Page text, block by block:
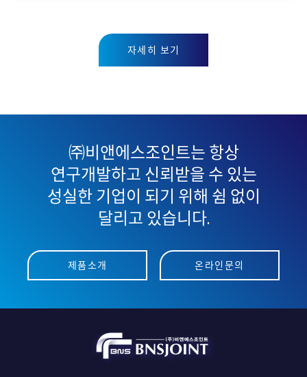
자세히 보기
㈜비앤에스조인트는 항상
연구개발하고 신뢰받을 수 있는
성실한 기업이 되기 위해 쉼 없이
달리고 있습니다.
제품소개 온라인문의